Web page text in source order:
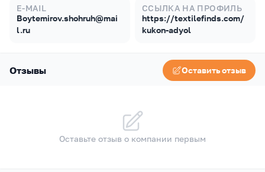
E-MAIL
Boytemirov.shohruh@mai
l.ru
ССЫЛКА НА ПРОФИЛЬ
https://textilefinds.com/
kukon-adyol
Отзывы Оставить отзыв
Оставьте отзыв о компании первым